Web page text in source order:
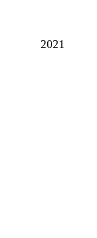
2021